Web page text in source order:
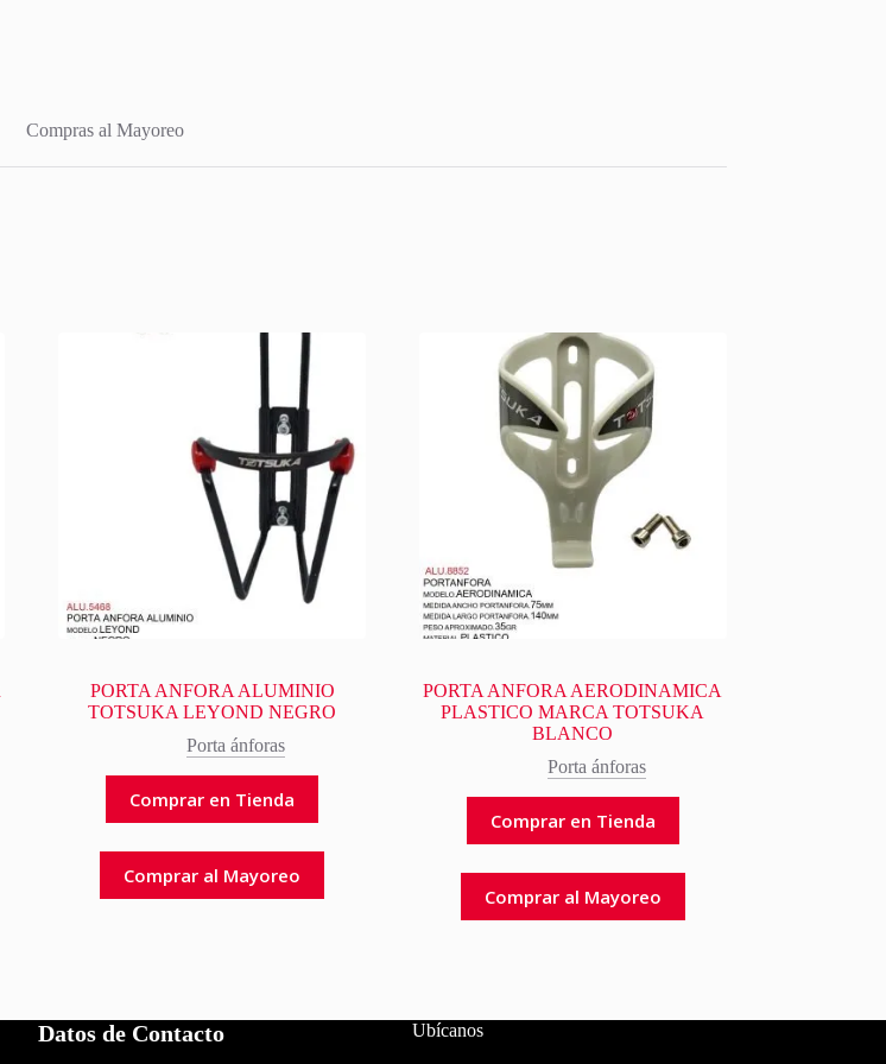
Compras al Mayoreo
PORTA ANFORA ALUMINIO
TOTSUKA LEYOND NEGRO
Porta ánforas
Comprar en Tienda
Comprar al Mayoreo
PORTA ANFORA AERODINAMICA
PLASTICO MARCA TOTSUKA
BLANCO
Porta ánforas
Comprar en Tienda
Comprar al Mayoreo
Datos de Contacto Ubícanos